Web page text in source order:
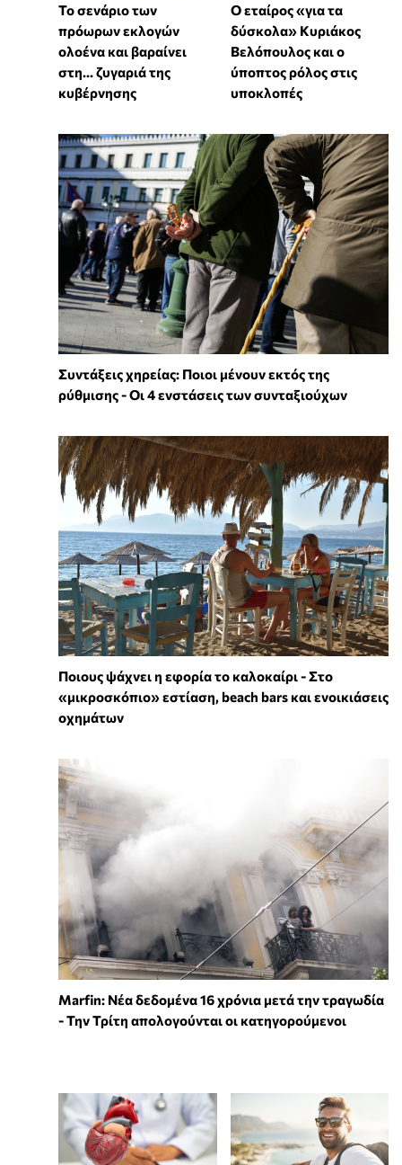
Το σενάριο των
πρόωρων εκλογών
ολοένα και βαραίνει
στη… ζυγαριά της
κυβέρνησης
Ο εταίρος «για τα
δύσκολα» Κυριάκος
Βελόπουλος και ο
ύποπτος ρόλος στις
υποκλοπές
Συντάξεις χηρείας: Ποιοι μένουν εκτός της
ρύθμισης - Οι 4 ενστάσεις των συνταξιούχων
Ποιους ψάχνει η εφορία το καλοκαίρι - Στο
«μικροσκόπιο» εστίαση, beach bars και ενοικιάσεις
οχημάτων
Marfin: Νέα δεδομένα 16 χρόνια μετά την τραγωδία
- Την Τρίτη απολογούνται οι κατηγορούμενοι